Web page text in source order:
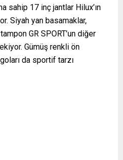
sahip 17 inç jantlar Hilux’ın
Siyah yan basamaklar,
GR SPORT’un diğer
Gümüş renkli ön
da sportif tarzı